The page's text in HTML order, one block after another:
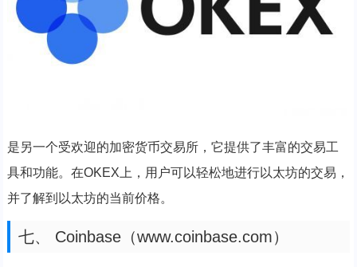
是另一个受欢迎的加密货币交易所，它提供了丰富的交易工
具和功能。在OKEX上，用户可以轻松地进行以太坊的交易，
并了解到以太坊的当前价格。
七、 Coinbase（www.coinbase.com）